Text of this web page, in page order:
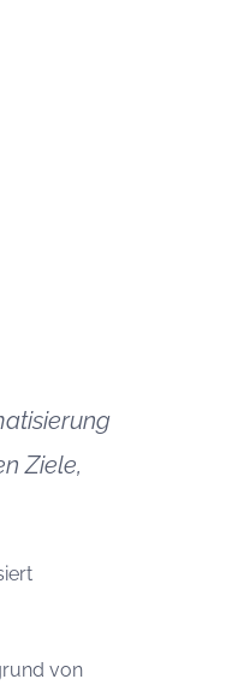
Ziele,
von